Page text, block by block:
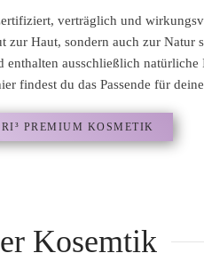
verträglich und
zur Haut, sondern auch zur Natur
ausschließlich natürliche
findest du das Passende für
PREMIUM KOSMETIK
Kosemtik